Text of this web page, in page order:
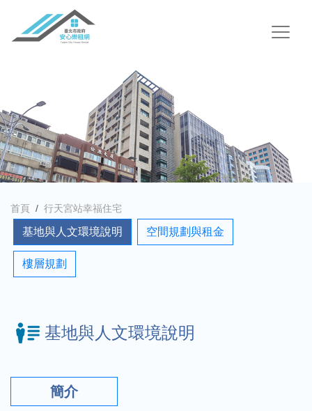
首頁 行天宮站幸福住宅
基地與人文環境說明 空間規劃與租金
樓層規劃
基地與人文環境說明
簡介